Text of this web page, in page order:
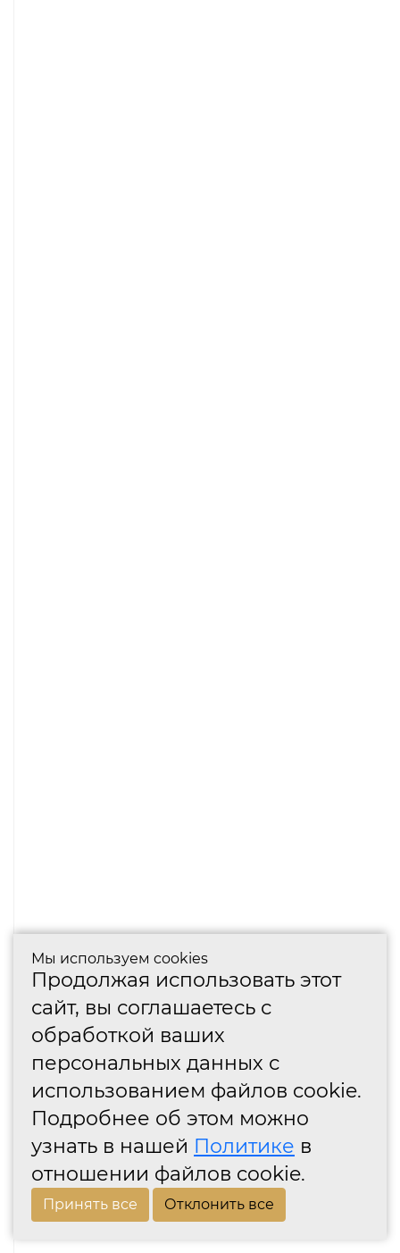
Мы используем cookies
Продолжая использовать этот
сайт, вы соглашаетесь с
обработкой ваших
персональных данных с
использованием файлов cookie.
Подробнее об этом можно
узнать в нашей Политике в
отношении файлов cookie.
Принять все Отклонить все